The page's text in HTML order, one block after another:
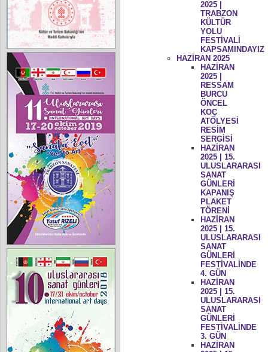
2025 |
TRABZON
KÜLTÜR
YOLU
FESTİVALİ
KAPSAMINDAYIZ
HAZİRAN 2025
HAZİRAN
2025 |
RESSAM
BURCU
ÖNCEL
KOÇ
ATÖLYESİ
RESİM
SERGİSİ
HAZİRAN
2025 | 15.
ULUSLARARASI
SANAT
GÜNLERİ
KAPANIŞ
PLAKET
TÖRENİ
HAZİRAN
2025 | 15.
ULUSLARARASI
SANAT
GÜNLERİ
FESTİVALİNDE
4. GÜN
HAZİRAN
2025 | 15.
ULUSLARARASI
SANAT
GÜNLERİ
FESTİVALİNDE
3. GÜN
HAZİRAN